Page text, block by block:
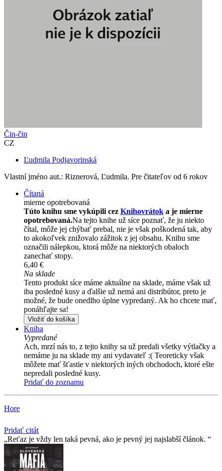
Čin-čin
CZ
Ľudmila Podjavorinská
Vlastní jméno aut.: Riznerová, Ľudmila. Pre čitateľov od 6 rokov
Čítaná
mierne opotrebovaná
Túto knihu sme vykúpili cez Knihovrátok a je mierne
opotrebovaná.Na tejto knihe už síce poznať, že ju niekto
čítal, môže jej chýbať prebal, nie je však poškodená tak, aby
to akokoľvek znižovalo zážitok z jej obsahu. Knihu sme
označili nálepkou, ktorá môže na niektorých obaloch
zanechať stopy.
6,40 €
Na sklade
Tento produkt síce máme aktuálne na sklade, máme však už
iba posledné kusy a ďalšie už nemá ani distribútor, preto je
možné, že bude onedlho úplne vypredaný. Ak ho chcete mať,
ponáhľajte sa!
Vložiť do košíka
Kniha
Vypredané
Ach, mrzí nás to, z tejto knihy sa už predali všetky výtlačky a
nemáme ju na sklade my ani vydavateľ :( Teoreticky však
môžete mať šťastie v niektorých iných obchodoch, ktoré ešte
nepredali posledné kusy.
Pridať do zoznamu
Hore
Pridať citát
Reťaz je vždy len taká pevná, ako je pevný jej najslabší­ článok.